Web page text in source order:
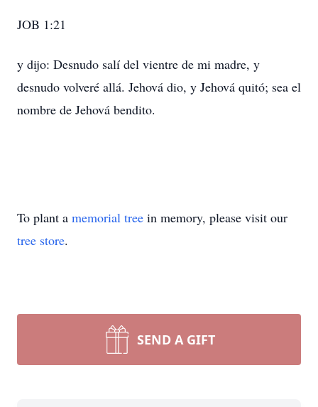
JOB 1:21
y dijo: Desnudo salí del vientre de mi madre, y
desnudo volveré allá. Jehová dio, y Jehová quitó; sea el
nombre de Jehová bendito.
To plant a memorial tree in memory, please visit our
tree store.
SEND A GIFT